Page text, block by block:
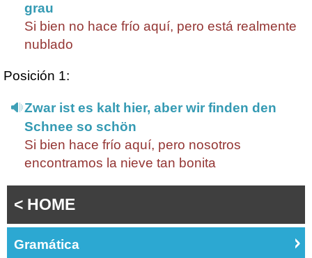
grau
Si bien no hace frío aquí, pero está realmente
nublado
Posición 1:
Zwar ist es kalt hier, aber wir finden den
Schnee so schön
Si bien hace frío aquí, pero nosotros
encontramos la nieve tan bonita
< HOME
Gramática